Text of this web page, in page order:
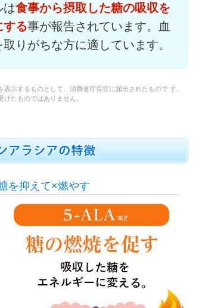
は食事から摂取した糖の吸収を
する事が報告されています。血
りがちな方に適しています。
示するものとして、消費者庁長官に届出されたもので す。
たものではありません。
を抑えて×燃やす